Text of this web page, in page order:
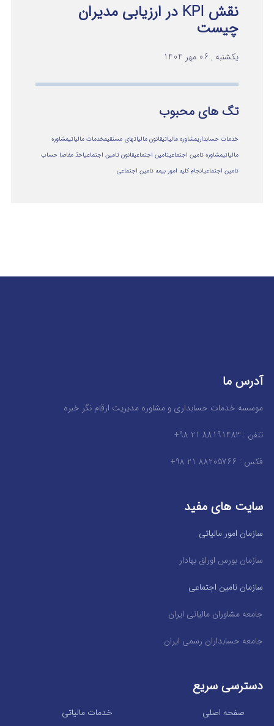
نقش KPI در ارزیابی مدیران
چیست
یکشنبه , 06 مهر 1404
تگ های محبوب
خدمات حسابداریمشاوره مالیاتیقانون مالیاتهای مستقیمخدمات مالیاتیمشاوره
مالياتيمشاوره تامین اجتماعیتامین اجتماعیقانون تامین اجتماعیاخذ مفاصا حساب
تامین اجتماعیانجام کلیه امور بیمه تامین اجتماعی
آدرس ما
موسسه خدمات حسابداری و مشاوره مدیریت ارقام نگر خبره
تلفن : 88191483 21 98+
فکس : 88205766 21 98+
سایت های مفید
سازمان امور مالیاتی
سازمان بورس اوراق بهادار
سازمان تامین اجتماعی
جامعه مشاوران مالیاتی ایران
جامعه حسابداران رسمی ایران
دسترسی سریع
خدمات مالیاتی صفحه اصلی